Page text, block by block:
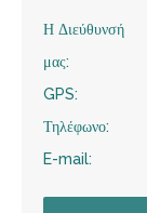
Η Διεύθυνσή
μας:
GPS:
Τηλέφωνο:
E-mail: